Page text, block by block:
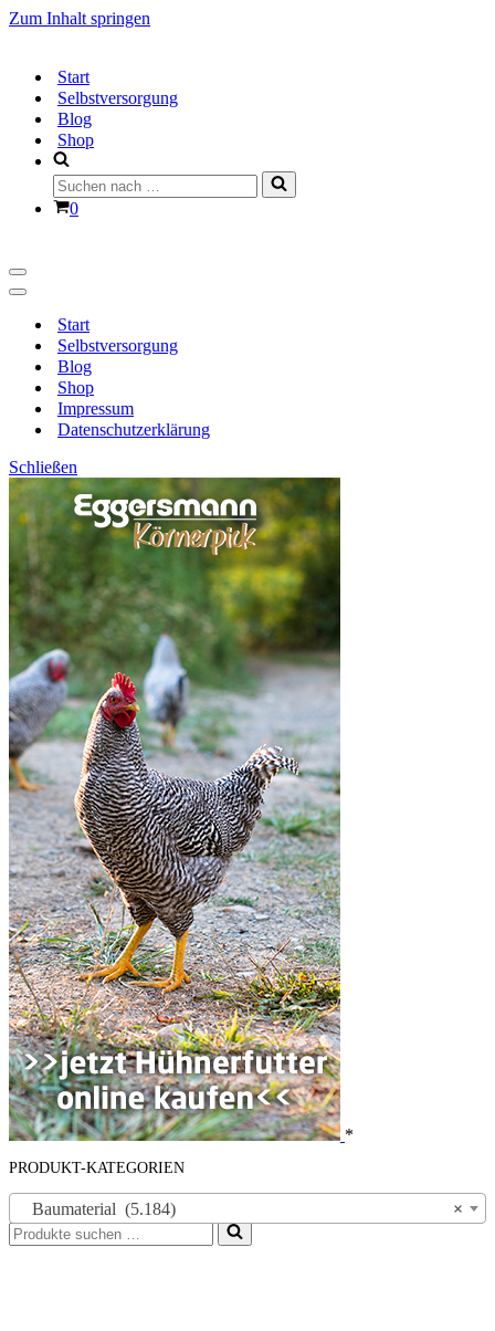
Zum Inhalt springen
Start
Selbstversorgung
Blog
Shop
Suchen
nach …
Warenkorb
0
Navigationsmenü
Navigationsmenü
Start
Selbstversorgung
Blog
Shop
Impressum
Datenschutzerklärung
Schließen
*
PRODUKT-KATEGORIEN
×
Baumaterial (5.184)
Suchen
nach …